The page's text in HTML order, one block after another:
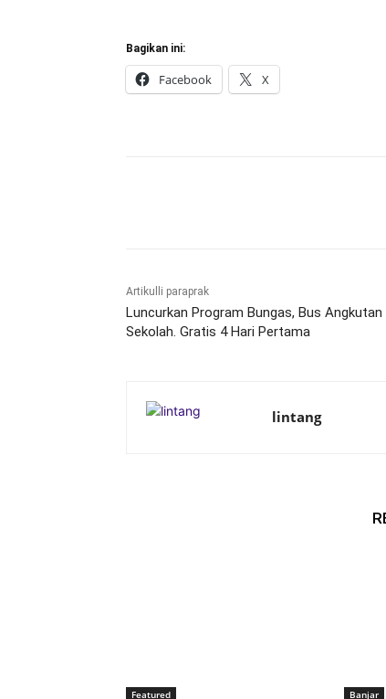
Bagikan ini:
Facebook X
Artikulli paraprak
Luncurkan Program Bungas, Bus Angkutan
Sekolah. Gratis 4 Hari Pertama
lintang
Featured Banjar